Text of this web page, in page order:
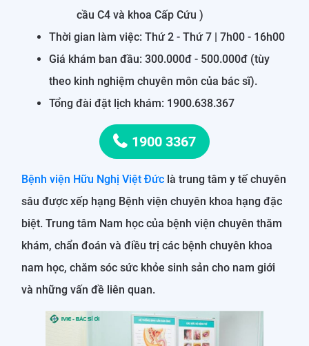
cầu C4 và khoa Cấp Cứu )
Thời gian làm việc: Thứ 2 - Thứ 7 | 7h00 - 16h00
Giá khám ban đầu: 300.000đ - 500.000đ (tùy
theo kinh nghiệm chuyên môn của bác sĩ).
Tổng đài đặt lịch khám: 1900.638.367
1900 3367
Bệnh viện Hữu Nghị Việt Đức là trung tâm y tế chuyên
sâu được xếp hạng Bệnh viện chuyên khoa hạng đặc
biệt. Trung tâm Nam học của bệnh viện chuyên thăm
khám, chẩn đoán và điều trị các bệnh chuyên khoa
nam học, chăm sóc sức khỏe sinh sản cho nam giới
và những vấn đề liên quan.